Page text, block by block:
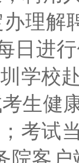
理解
日进
学校
生健
考试
客户